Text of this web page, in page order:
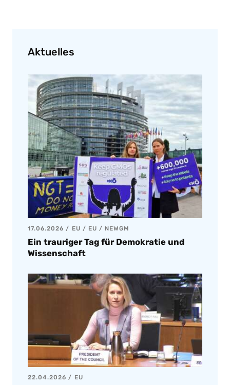
Aktuelles
17.06.2026 EU / EU / NEWGM
Ein trauriger Tag für Demokratie und
Wissenschaft
22.04.2026 EU